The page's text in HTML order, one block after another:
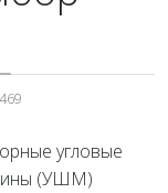
469
угловые
(УШМ)